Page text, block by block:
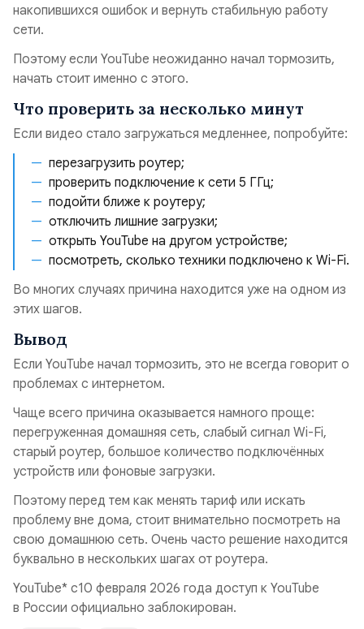
накопившихся ошибок и вернуть стабильную работу
сети.
Поэтому если YouTube неожиданно начал тормозить,
начать стоит именно с этого.
Что проверить за несколько минут
Если видео стало загружаться медленнее, попробуйте:
перезагрузить роутер;
проверить подключение к сети 5 ГГц;
подойти ближе к роутеру;
отключить лишние загрузки;
открыть YouTube на другом устройстве;
посмотреть, сколько техники подключено к Wi-Fi.
Во многих случаях причина находится уже на одном из
этих шагов.
Вывод
Если YouTube начал тормозить, это не всегда говорит о
проблемах с интернетом.
Чаще всего причина оказывается намного проще:
перегруженная домашняя сеть, слабый сигнал Wi-Fi,
старый роутер, большое количество подключённых
устройств или фоновые загрузки.
Поэтому перед тем как менять тариф или искать
проблему вне дома, стоит внимательно посмотреть на
свою домашнюю сеть. Очень часто решение находится
буквально в нескольких шагах от роутера.
YouTube* с10 февраля 2026 года доступ к YouTube
в России официально заблокирован.